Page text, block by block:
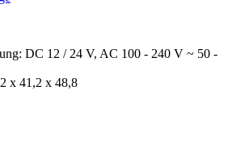
DC 12 / 24 V, AC 100 - 240 V ~ 50 -
x 41,2 x 48,8